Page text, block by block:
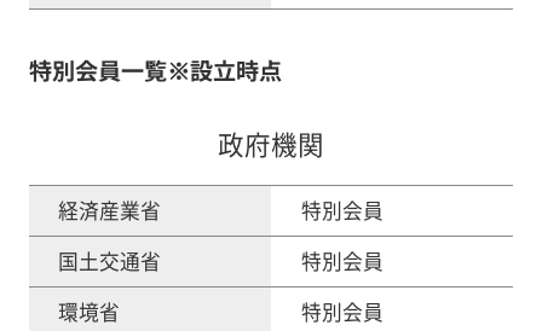
特別会員一覧※設立時点
政府機関
経済産業省
特別会員
国土交通省
特別会員
環境省
特別会員